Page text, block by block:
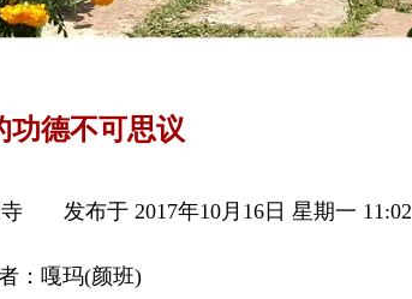
功德不可思议
发布于 2017年10月16日 星期一 11:02
：嘎玛(颜班)